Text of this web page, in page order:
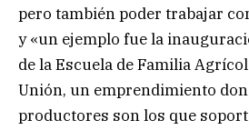
pero también poder trabajar
y «un ejemplo fue la
de la Escuela de Familia
Unión, un emprendimiento
productores son los que